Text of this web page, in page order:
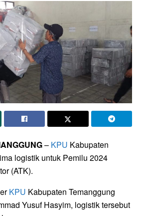
– KPU Kabupaten
logistik untuk Pemilu 2024
(ATK).
KPU Kabupaten Temanggung
Yusuf Hasyim, logistik tersebut